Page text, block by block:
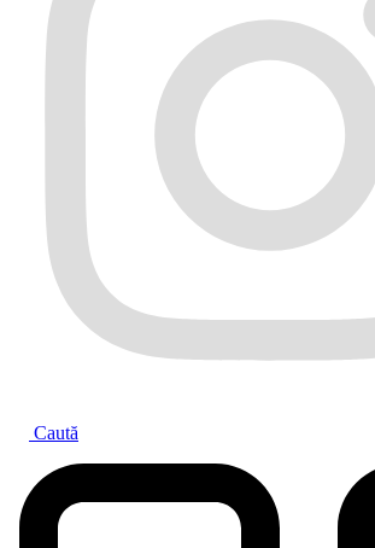
Caută